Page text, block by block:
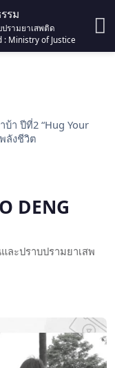
รม
รามยาเสพติด
Ministry of Justice
บ้า ปีที่2 “Hug Your
ลังชีวิต
DENG
ะปราบปรามยาเสพ